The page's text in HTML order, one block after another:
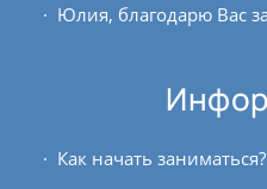
Как начать заниматься?